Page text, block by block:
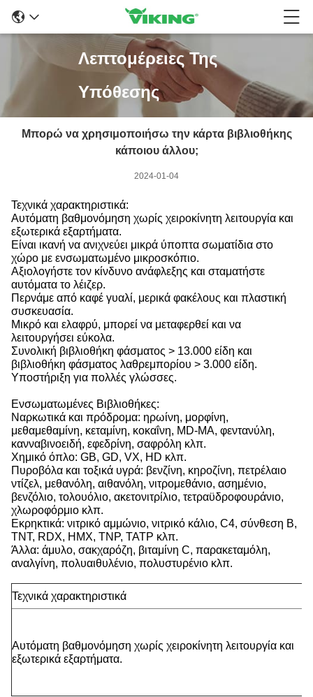
Λεπτομέρειες Της
Υπόθεσης
Μπορώ να χρησιμοποιήσω την κάρτα βιβλιοθήκης
κάποιου άλλου;
2024-01-04
Τεχνικά χαρακτηριστικά:
Αυτόματη βαθμονόμηση χωρίς χειροκίνητη λειτουργία και
εξωτερικά εξαρτήματα.
Είναι ικανή να ανιχνεύει μικρά ύποπτα σωματίδια στο
χώρο με ενσωματωμένο μικροσκόπιο.
Αξιολογήστε τον κίνδυνο ανάφλεξης και σταματήστε
αυτόματα το λέιζερ.
Περνάμε από καφέ γυαλί, μερικά φακέλους και πλαστική
συσκευασία.
Μικρό και ελαφρύ, μπορεί να μεταφερθεί και να
λειτουργήσει εύκολα.
Συνολική βιβλιοθήκη φάσματος > 13.000 είδη και
βιβλιοθήκη φάσματος λαθρεμπορίου > 3.000 είδη.
Υποστήριξη για πολλές γλώσσες.
Ενσωματωμένες Βιβλιοθήκες:
Ναρκωτικά και πρόδρομα: ηρωίνη, μορφίνη,
μεθαμεθαμίνη, κεταμίνη, κοκαΐνη, MD-MA, φεντανύλη,
κανναβινοειδή, εφεδρίνη, σαφρόλη κλπ.
Χημικό όπλο: GB, GD, VX, HD κλπ.
Πυροβόλα και τοξικά υγρά: βενζίνη, κηροζίνη, πετρέλαιο
ντίζελ, μεθανόλη, αιθανόλη, νιτρομεθάνιο, ασημένιο,
βενζόλιο, τολουόλιο, ακετονιτρίλιο, τετραϋδροφουράνιο,
χλωροφόρμιο κλπ.
Εκρηκτικά: νιτρικό αμμώνιο, νιτρικό κάλιο, C4, σύνθεση Β,
TNT, RDX, HMX, TNP, TATP κλπ.
Άλλα: άμυλο, σακχαρόζη, βιταμίνη C, παρακεταμόλη,
αναλγίνη, πολυαιθυλένιο, πολυστυρένιο κλπ.
Τεχνικά χαρακτηριστικά
Αυτόματη βαθμονόμηση χωρίς χειροκίνητη λειτουργία και
εξωτερικά εξαρτήματα.